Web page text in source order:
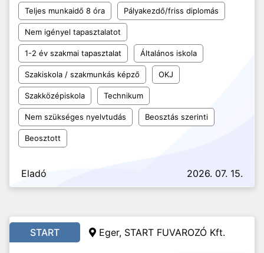
Teljes munkaidő 8 óra Pályakezdő/friss diplomás
Nem igényel tapasztalatot
1-2 év szakmai tapasztalat Általános iskola
Szakiskola / szakmunkás képző OKJ
Szakközépiskola Technikum
Nem szükséges nyelvtudás Beosztás szerinti
Beosztott
Eladó 2026. 07. 15.
START Eger, START FUVAROZÓ Kft.